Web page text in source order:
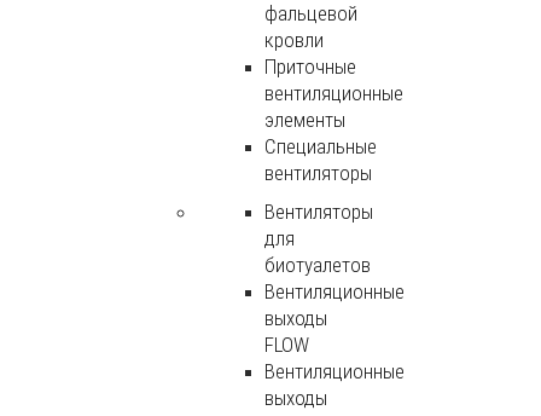
фальцевой
кровли
Приточные
вентиляционные
элементы
Специальные
вентиляторы
Вентиляторы
для
биотуалетов
Вентиляционные
выходы
FLOW
Вентиляционные
выходы